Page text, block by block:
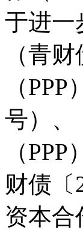
于进一
（青
（
号）、
（
财债〔
资本合